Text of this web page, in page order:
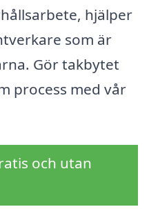
hjälper
som är
Gör takbytet
process med vår
och utan